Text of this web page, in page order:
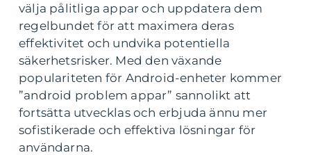
välja pålitliga appar och uppdatera dem
regelbundet för att maximera deras
effektivitet och undvika potentiella
säkerhetsrisker. Med den växande
populariteten för Android-enheter kommer
”android problem appar” sannolikt att
fortsätta utvecklas och erbjuda ännu mer
sofistikerade och effektiva lösningar för
användarna.